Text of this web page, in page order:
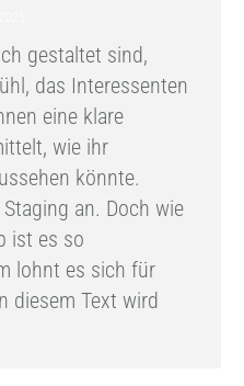
gestaltet sind,
das Interessenten
eine klare
wie ihr
könnte.
an. Doch wie
ist es so
lohnt es sich für
diesem Text wird